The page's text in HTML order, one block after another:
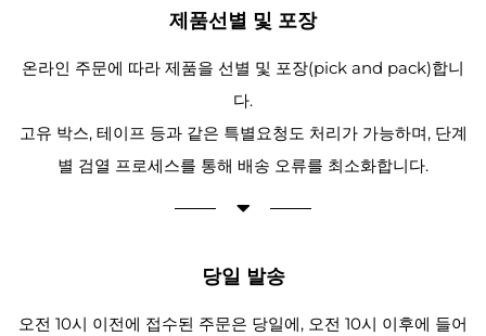
제품선별 및 포장
온라인 주문에 따라 제품을 선별 및 포장(pick and pack)합니
다.
고유 박스, 테이프 등과 같은 특별요청도 처리가 가능하며, 단계
별 검열 프로세스를 통해 배송 오류를 최소화합니다.
당일 발송
오전 10시 이전에 접수된 주문은 당일에, 오전 10시 이후에 들어